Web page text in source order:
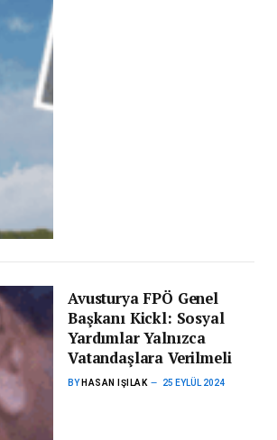
Avusturya FPÖ Genel
Başkanı Kickl: Sosyal
Yardımlar Yalnızca
Vatandaşlara Verilmeli
BY HASAN IŞILAK 25 EYLÜL 2024